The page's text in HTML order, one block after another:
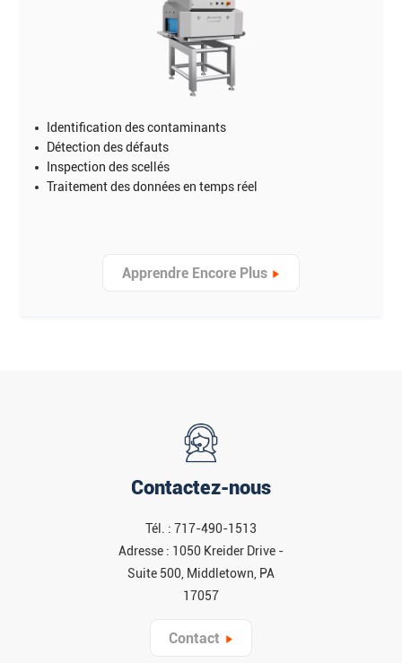
Identification des contaminants
Détection des défauts
Inspection des scellés
Traitement des données en temps réel
Apprendre Encore Plus
Contactez-nous
Tél. : 717-490-1513
Adresse : 1050 Kreider Drive -
Suite 500, Middletown, PA
17057
Contact